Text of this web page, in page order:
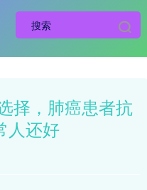
择，肺癌患者抗
人还好